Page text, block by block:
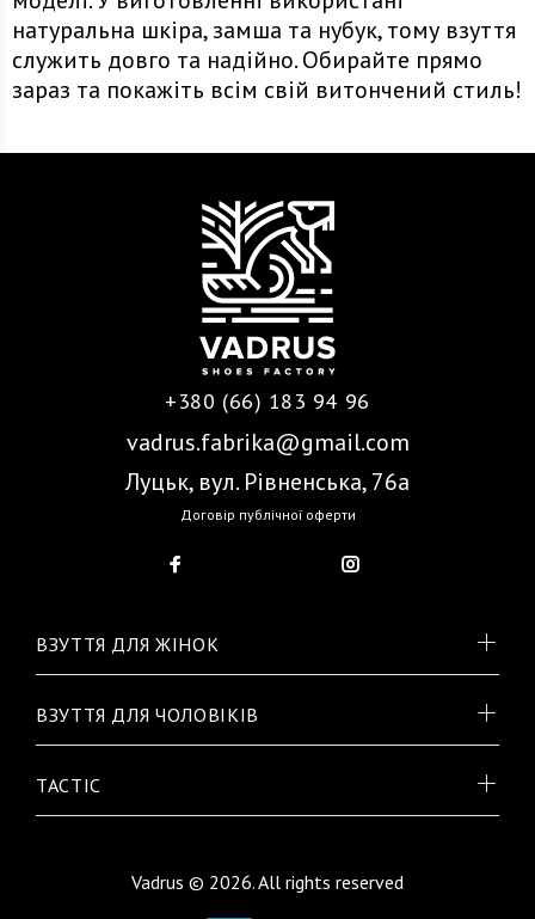
натуральна шкіра, замша та нубук, тому взуття
служить довго та надійно. Обирайте прямо
зараз та покажіть всім свій витончений стиль!
+380 (66) 183 94 96
vadrus.fabrika@gmail.com
Луцьк, вул. Рівненська, 76а
Договір публічної оферти
ВЗУТТЯ ДЛЯ ЖІНОК
ВЗУТТЯ ДЛЯ ЧОЛОВІКІВ
TACTIC
Vadrus © 2026. All rights reserved